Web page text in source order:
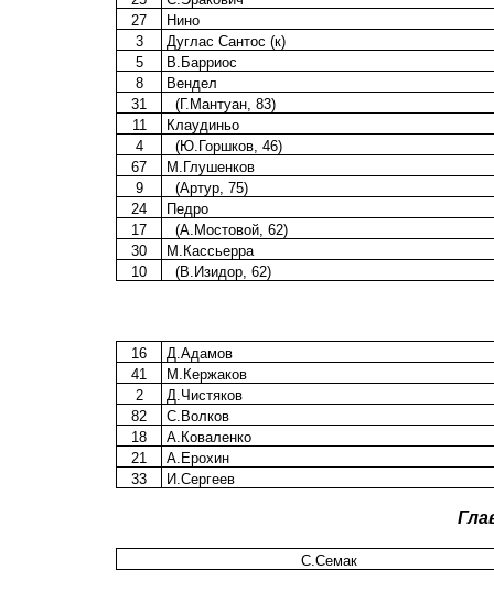
27
Нино
3
Дуглас Сантос (к)
5
В.Барриос
8
Вендел
31
(Г.Мантуан, 83)
11
Клаудиньо
4
(Ю.Горшков, 46)
67
М.Глушенков
9
(Артур, 75)
24
Педро
17
(А.Мостовой, 62)
30
М.Кассьерра
10
(В.Изидор, 62)
16
Д.Адамов
41
М.Кержаков
2
Д.Чистяков
82
С.Волков
18
А.Коваленко
21
А.Ерохин
33
И.Сергеев
С.Семак